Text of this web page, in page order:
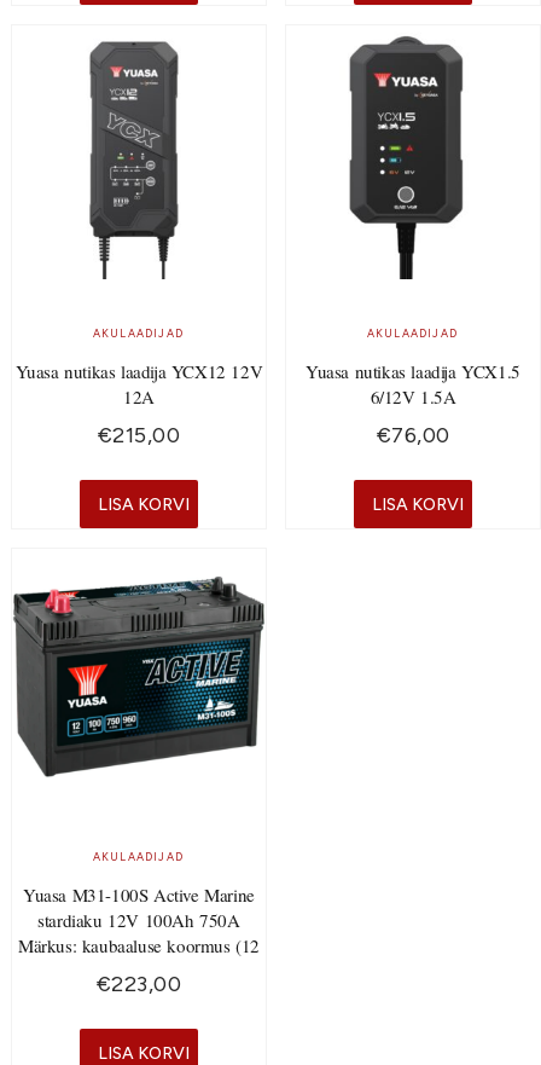
AKULAADIJAD
Yuasa nutikas laadija YCX12 12V
12A
€215,00
LISA KORVI
AKULAADIJAD
Yuasa nutikas laadija YCX1.5
6/12V 1.5A
€76,00
LISA KORVI
AKULAADIJAD
Yuasa M31-100S Active Marine
stardiaku 12V 100Ah 750A
Märkus: kaubaaluse koormus (12
€223,00
LISA KORVI